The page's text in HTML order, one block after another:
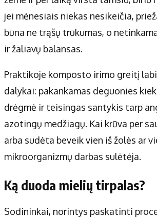
Apie mus
Autoriai
Kontaktai
Privatumo politika
jei mėnesiais niekas nesikeičia,
būna ne trąšų trūkumas, o
ir žaliavų balansas.
Praktikoje komposto irimo greitį
dalykai: pakankamas deguonies
drėgmė ir teisingas santykis tarp
azotingų medžiagų. Kai krūva per
arba sudėta beveik vien iš žolės ar
mikroorganizmų darbas sulėtėja.
Ką duoda mielių tirpalas?
Sodininkai, norintys paskatinti